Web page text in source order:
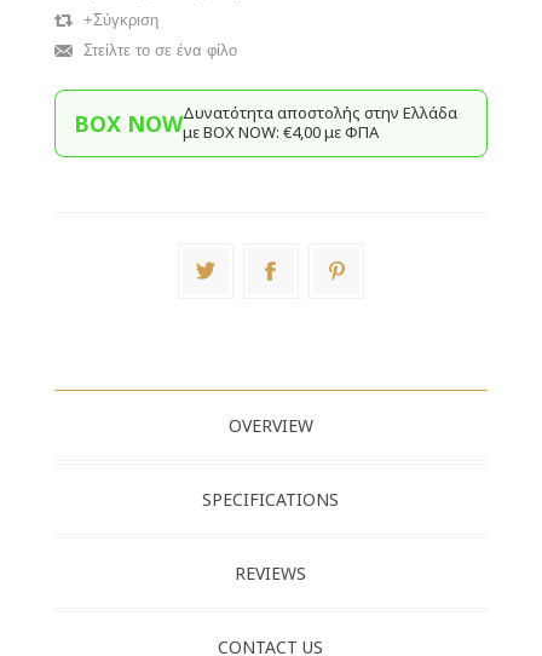
+Σύγκριση
Στείλτε το σε ένα φίλο
BOX NOWΔυνατότητα αποστολής στην Ελλάδα
με BΟΧ ΝOW: €4,00 με ΦΠΑ
OVERVIEW
SPECIFICATIONS
REVIEWS
CONTACT US